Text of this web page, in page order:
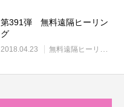
第391弾 無料遠隔ヒーリン
グ
2018.04.23 無料遠隔ヒーリング